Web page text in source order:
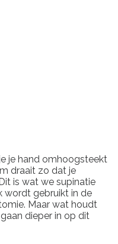
je hand omhoogsteekt
draait zo dat je
is wat we supinatie
wordt gebruikt in de
Maar wat houdt
dieper in op dit